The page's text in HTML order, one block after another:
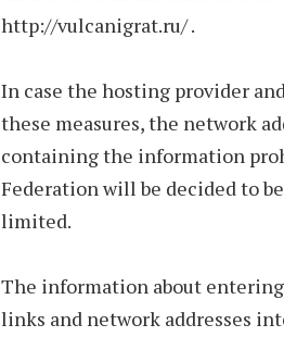
http://vulcanigrat.ru/ .
In case the hosting provider
these measures, the network
containing the information
Federation will be decided to
limited.
The information about
links and network addresses